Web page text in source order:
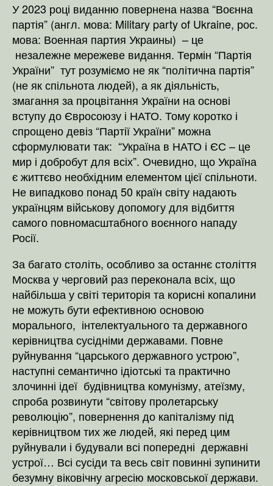
У 2023 році виданню повернена назва “Воєнна
партія” (англ. мова: Military party of Ukraine, рос.
мова: Военная партия Украины) – це
незалежне мережеве видання. Термін “Партія
України” тут розуміємо не як “політична партія”
(не як спільнота людей), а як діяльність,
змагання за процвітання України на основі
вступу до Євросоюзу і НАТО. Тому коротко і
спрощено девіз “Партії України” можна
сформулювати так: “Україна в НАТО і ЄС – це
мир і добробут для всіх”. Очевидно, що Україна
є життєво необхідним елементом цієї спільноти.
Не випадково понад 50 країн світу надають
українцям військову допомогу для відбиття
самого повномасштабного воєнного нападу
Росії.
За багато століть, особливо за останнє століття
Москва у черговий раз переконала всіх, що
найбільша у світі територія та корисні копалини
не можуть бути ефективною основою
морального, інтелектуального та державного
керівництва сусідніми державами. Повне
руйнування “царського державного устрою”,
наступні семантично ідіотські та практично
злочинні ідеї будівництва комунізму, атеїзму,
спроба розвинути “світову пролетарську
революцію”, повернення до капіталізму під
керівництвом тих же людей, які перед цим
руйнували і будували всі попередні державні
устрої… Всі сусіди та весь світ повинні зупинити
безумну віковічну агресію московської держави.